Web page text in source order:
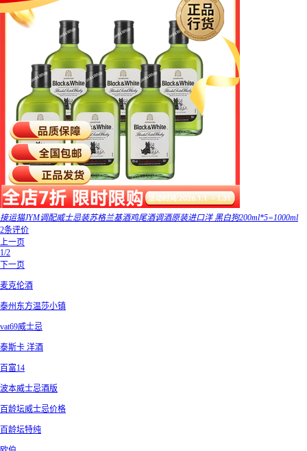
接运猫JYM调配威士忌装苏格兰基酒鸡尾酒调酒原装进口洋 黑白狗200ml*5=1000ml
2条评价
上一页
1/2
下一页
麦克伦酒
泰州东方温莎小镇
vat69威士忌
泰斯卡 洋酒
百富14
波本威士忌酒版
百龄坛威士忌价格
百龄坛特纯